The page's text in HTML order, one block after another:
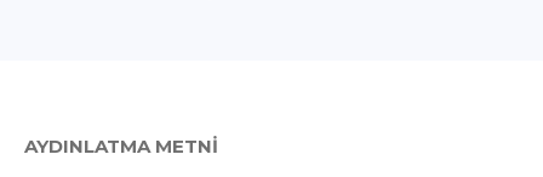
AYDINLATMA METNİ